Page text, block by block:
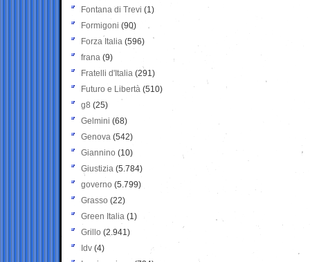
Fontana di Trevi (1)
Formigoni (90)
Forza Italia (596)
frana (9)
Fratelli d'Italia (291)
Futuro e Libertà (510)
g8 (25)
Gelmini (68)
Genova (542)
Giannino (10)
Giustizia (5.784)
governo (5.799)
Grasso (22)
Green Italia (1)
Grillo (2.941)
Idv (4)